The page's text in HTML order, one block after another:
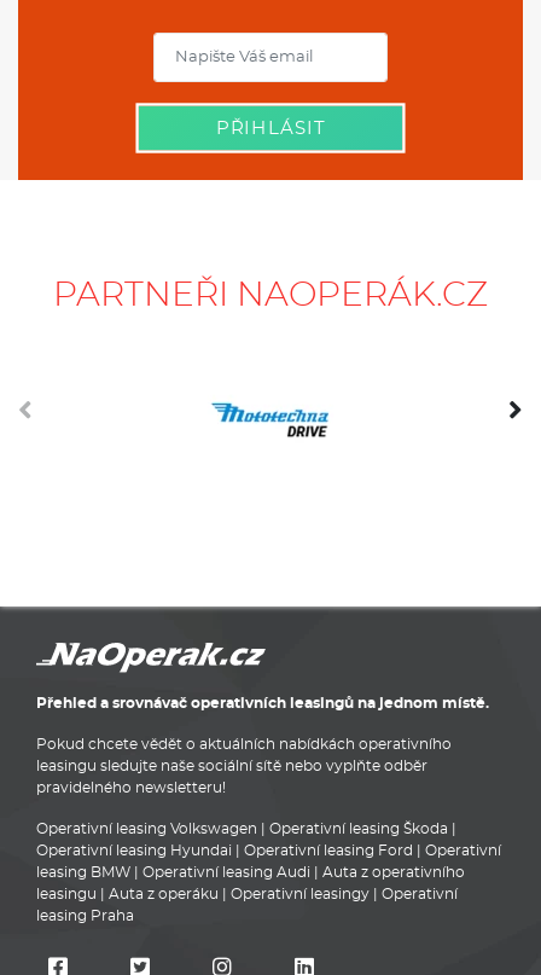
PŘIHLÁSIT
PARTNEŘI NAOPERÁK.CZ
Přehled a srovnávač operativních leasingů na jednom místě.
Pokud chcete vědět o aktuálních nabídkách operativního
leasingu sledujte naše sociální sítě nebo vyplňte odběr
pravidelného newsletteru!
Operativní leasing Volkswagen Operativní leasing Škoda
Operativní leasing Hyundai
Operativní leasing Ford
Operativní
leasing BMW
Operativní leasing Audi
Auta z operativního
leasingu
Auta z operáku Operativní leasingy
Operativní
leasing Praha